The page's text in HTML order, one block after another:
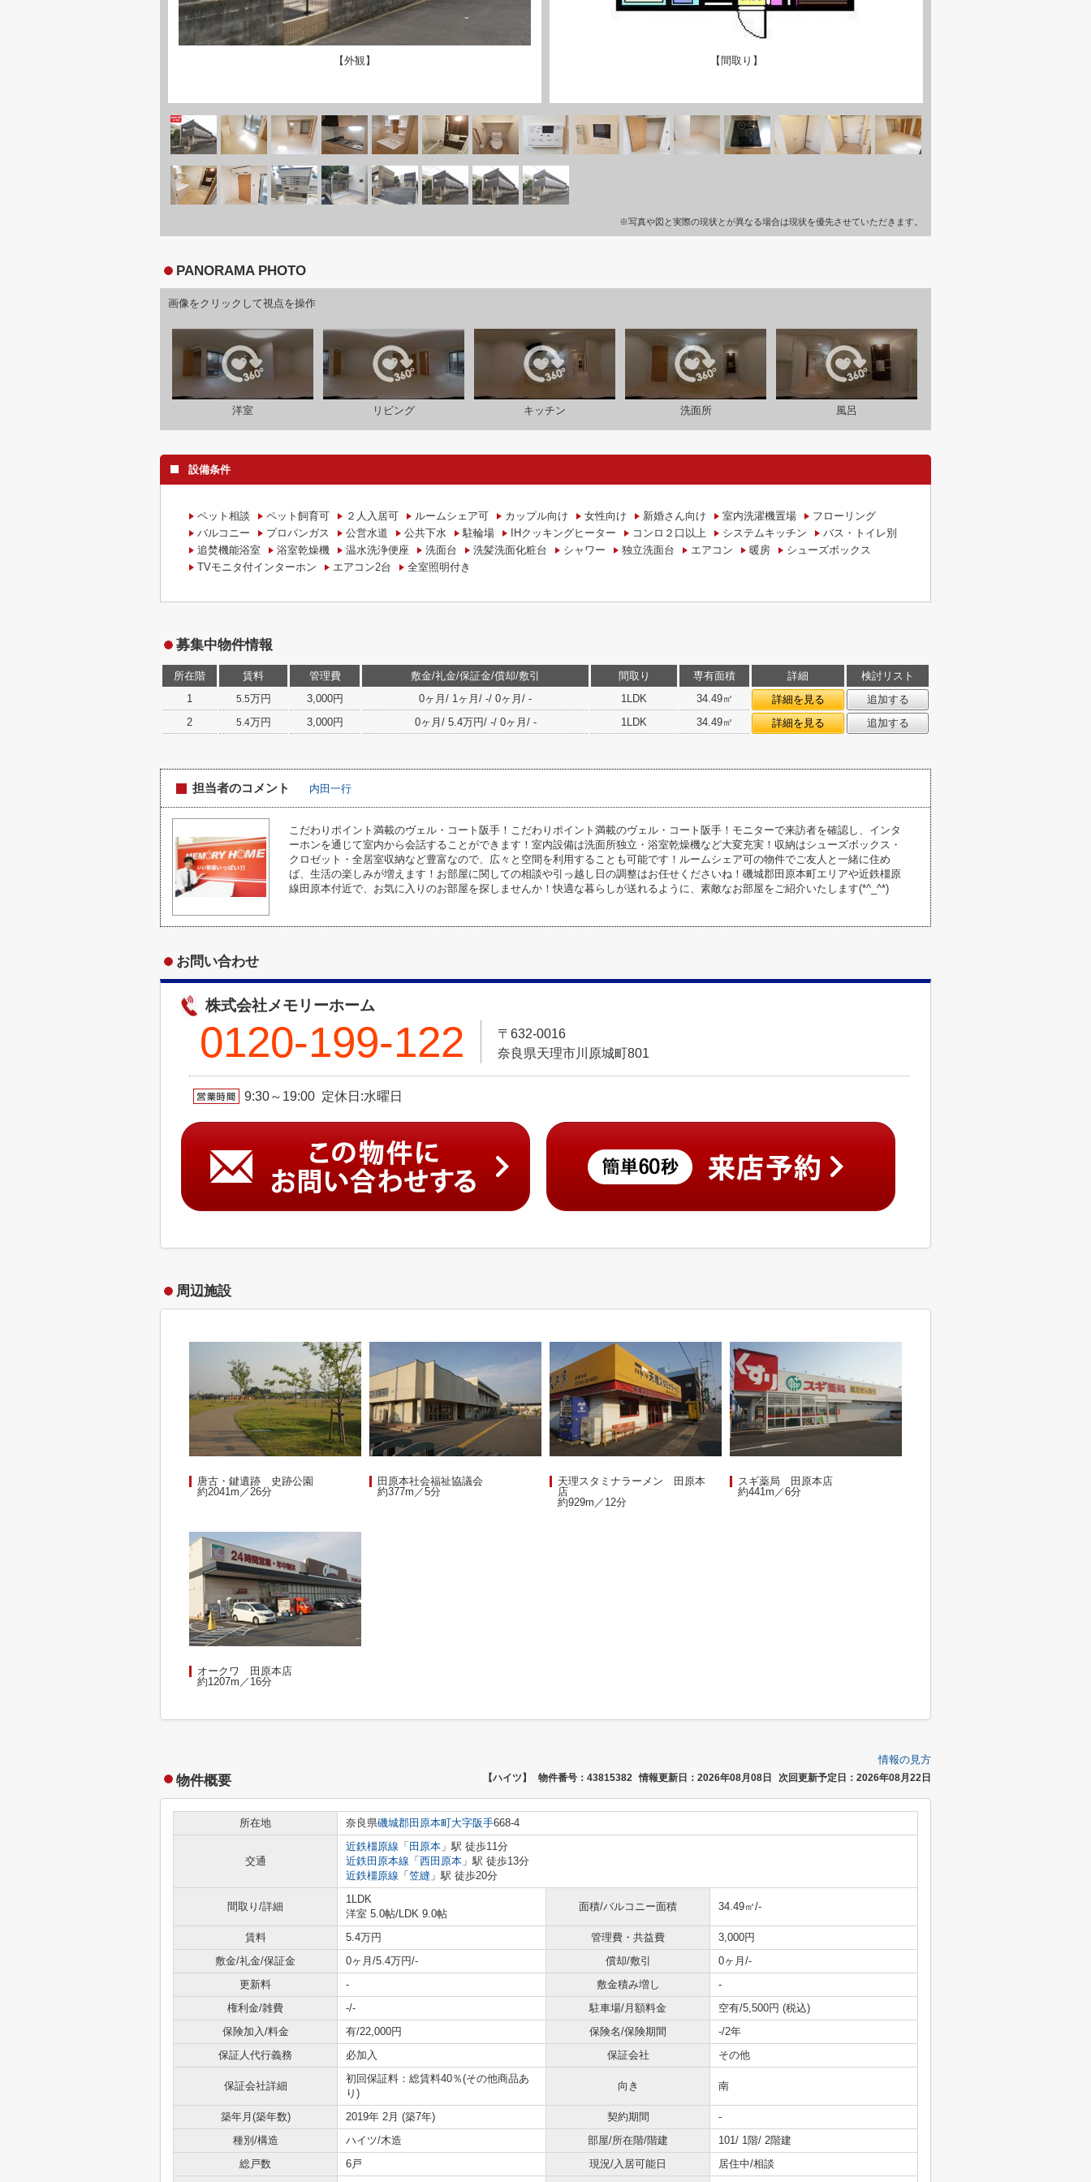
【外観】 【間取り】
※写真や図と実際の現状とが異なる場合は現状を優先させていただきます。
PANORAMA PHOTO
画像をクリックして視点を操作
洋室 リビング キッチン 洗面所 風呂
設備条件
ペット相談 ペット飼育可 ２人入居可 ルームシェア可 カップル向け 女性向け 新婚さん向け 室内洗濯機置場
フローリング
バルコニー
プロパンガス 公営水道 公共下水 駐輪場 IHクッキングヒーター コンロ２口以上 システムキッチン
バス・トイレ別
追焚機能浴室
浴室乾燥機 温水洗浄便座 洗面台 洗髪洗面化粧台 シャワー 独立洗面台 エアコン 暖房
シューズボックス
TVモニタ付インターホン
エアコン2台 全室照明付き
募集中物件情報
所在階 賃料 管理費 敷金/礼金/保証金/償却/敷引 間取り 専有面積 詳細
検討リスト
1
5.5万円 3,000円 0ヶ月/ 1ヶ月/ -/ 0ヶ月/ - 1LDK 34.49㎡ 詳細を見る
追加する
2
5.4万円 3,000円 0ヶ月/ 5.4万円/ -/ 0ヶ月/ - 1LDK 34.49㎡ 詳細を見る 追加する
担当者のコメント 内田一行
こだわりポイント満載のヴェル・コート阪手！こだわりポイント満載のヴェル・コート阪手！モニターで来訪者を確認し、インタ
ーホンを通じて室内から会話することができます！室内設備は洗面所独立・浴室乾燥機など大変充実！収納はシューズボックス・
クロゼット・全居室収納など豊富なので、広々と空間を利用することも可能です！ルームシェア可の物件でご友人と一緒に住め
ば、生活の楽しみが増えます！お部屋に関しての相談や引っ越し日の調整はお任せくださいね！磯城郡田原本町エリアや近鉄橿原
線田原本付近で、お気に入りのお部屋を探しませんか！快適な暮らしが送れるように、素敵なお部屋をご紹介いたします(*^_^*)
お問い合わせ
株式会社メモリーホーム
0120-199-122
〒632-0016
奈良県天理市川原城町801
9:30～19:00 定休日:水曜日
周辺施設
唐古・鍵遺跡 史跡公園
約2041m／26分
田原本社会福祉協議会
約377m／5分
天理スタミナラーメン 田原本
店
約929m／12分
スギ薬局 田原本店
約441m／6分
オークワ 田原本店
約1207m／16分
情報の見方
物件概要 【ハイツ】 物件番号：43815382 情報更新日：2026年08月08日 次回更新予定日：2026年08月22日
所在地 奈良県磯城郡田原本町大字阪手668-4
交通
近鉄橿原線 「 田原本 」駅 徒歩11分
近鉄田原本線 「 西田原本 」駅 徒歩13分
近鉄橿原線 「 笠縫 」駅 徒歩20分
間取り/詳細
1LDK
洋室 5.0帖/LDK 9.0帖
面積/バルコニー面積 34.49㎡/-
賃料 5.4万円 管理費・共益費
3,000円
敷金/礼金/保証金
0ヶ月/5.4万円/- 償却/敷引
0ヶ月/-
更新料
- 敷金積み増し
-
権利金/雑費
-/- 駐車場/月額料金
空有/5,500円 (税込)
保険加入/料金
有/22,000円 保険名/保険期間
-/2年
保証人代行義務
必加入 保証会社 その他
保証会社詳細
初回保証料：総賃料40％(その他商品あ
り)
向き 南
築年月(築年数) 2019年 2月 (築7年) 契約期間
-
種別/構造
ハイツ/木造 部屋/所在階/階建
101/ 1階/ 2階建
総戸数
6戸 現況/入居可能日
居住中/相談